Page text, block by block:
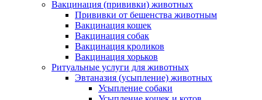
Вакцинация (прививки) животных
Прививки от бешенства животным
Вакцинация кошек
Вакцинация собак
Вакцинация кроликов
Вакцинация хорьков
Ритуальные услуги для животных
Эвтаназия (усыпление) животных
Усыпление собаки